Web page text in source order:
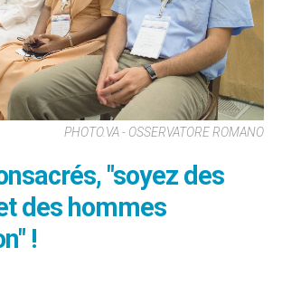
PHOTO.VA - OSSERVATORE ROMANO
"soyez des
des hommes
!